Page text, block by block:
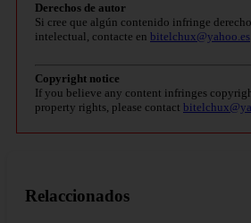
Derechos de autor
Si cree que algún contenido infringe
intelectual, contacte en bitelchux@yahoo.es
Copyright notice
If you believe any content infringes
property rights, please contact
Relaccionados